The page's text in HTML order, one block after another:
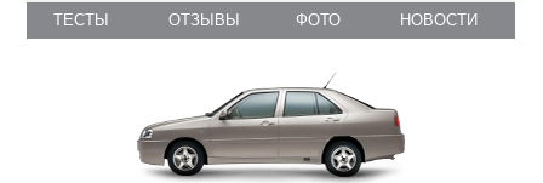
ТЕСТЫ ОТЗЫВЫ ФОТО НОВОСТИ